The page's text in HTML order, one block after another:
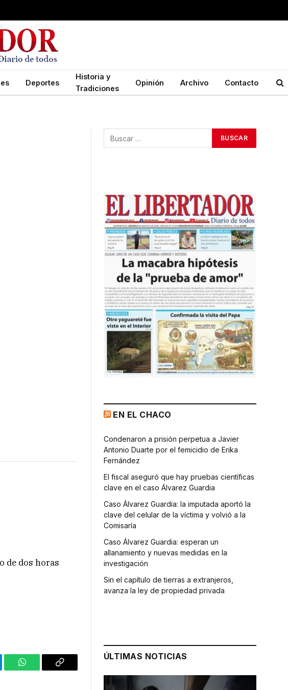
Deportes
Historia y
Tradiciones
Opinión Archivo Contacto
de dos horas
WhatsAppCopy
EN EL CHACO
Condenaron a prisión perpetua a Javier
Antonio Duarte por el femicidio de Erika
Fernández
El fiscal aseguró que hay pruebas científicas
clave en el caso Álvarez Guardia
Caso Álvarez Guardia: la imputada aportó la
clave del celular de la víctima y volvió a la
Comisaría
Caso Álvarez Guardia: esperan un
allanamiento y nuevas medidas en la
investigación
Sin el capítulo de tierras a extranjeros,
avanza la ley de propiedad privada
ÚLTIMAS NOTICIAS